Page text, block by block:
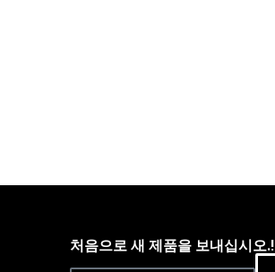
처음으로 새 제품을 보내십시오.!